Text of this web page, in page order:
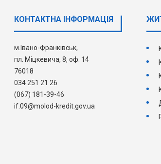
КОНТАКТНА ІНФОРМАЦІЯ
м.Івано-Франківськ,
пл. Міцкевича, 8, оф. 14
76018
034 251 21 26
(067) 181-39-46
if.09@molod-kredit.gov.ua